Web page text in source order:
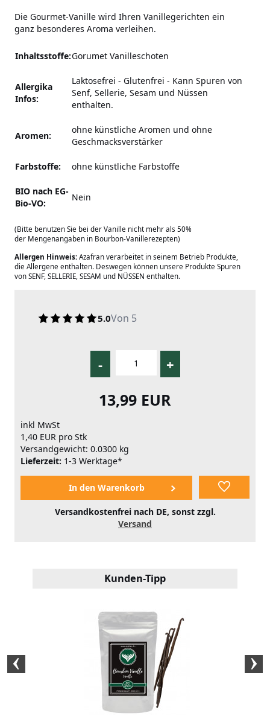
Die Gourmet-Vanille wird Ihren Vanillegerichten ein
ganz besonderes Aroma verleihen.
Inhaltsstoffe:Gorumet Vanilleschoten
Allergika
Infos:
Laktosefrei - Glutenfrei - Kann Spuren von
Senf, Sellerie, Sesam und Nüssen
enthalten.
Aromen:
ohne künstliche Aromen und ohne
Geschmacksverstärker
Farbstoffe: ohne künstliche Farbstoffe
BIO nach EG-
Bio-VO:
Nein
(Bitte benutzen Sie bei der Vanille nicht mehr als 50%
der Mengenangaben in Bourbon-Vanillerezepten)
Allergen Hinweis: Azafran verarbeitet in seinem Betrieb Produkte,
die Allergene enthalten. Deswegen können unsere Produkte Spuren
von SENF, SELLERIE, SESAM und NÜSSEN enthalten.
5.0Von 5
- +
13,99 EUR
inkl MwSt
1,40 EUR pro Stk
Versandgewicht: 0.0300 kg
Lieferzeit: 1-3 Werktage*
Versandkostenfrei nach DE, sonst zzgl.
Versand
Kunden-Tipp